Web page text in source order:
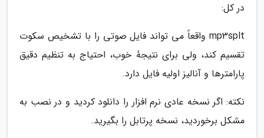
در کل:
mp3splt واقعاً می تواند فایل صوتی را با تشخیص سکوت
تقسیم کند، ولی برای نتیجهٔ خوب، احتیاج به تنظیم دقیق
پارامترها و آنالیز اولیه فایل دارد.
نکته: اگر نسخه عادی نرم افزار را دانلود کردید و در نصب به
مشکل برخوردید، نسخه پرتابل را بگیرید.